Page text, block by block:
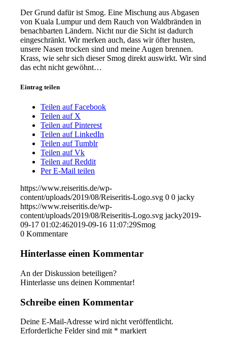
Der Grund dafür ist Smog. Eine Mischung aus Abgasen
von Kuala Lumpur und dem Rauch von Waldbränden in
benachbarten Ländern. Nicht nur die Sicht ist dadurch
eingeschränkt. Wir merken auch, dass wir öfter husten,
unsere Nasen trocken sind und meine Augen brennen.
Krass, wie sehr sich dieser Smog direkt auswirkt. Wir sind
das echt nicht gewöhnt…
Eintrag teilen
Teilen auf Facebook
Teilen auf X
Teilen auf Pinterest
Teilen auf LinkedIn
Teilen auf Tumblr
Teilen auf Vk
Teilen auf Reddit
Per E-Mail teilen
https://www.reiseritis.de/wp-
content/uploads/2019/08/Reiseritis-Logo.svg 0 0 jacky
https://www.reiseritis.de/wp-
content/uploads/2019/08/Reiseritis-Logo.svg jacky2019-
09-17 01:02:462019-09-16 11:07:29Smog
0 Kommentare
Hinterlasse einen Kommentar
An der Diskussion beteiligen?
Hinterlasse uns deinen Kommentar!
Schreibe einen Kommentar
Deine E-Mail-Adresse wird nicht veröffentlicht.
Erforderliche Felder sind mit * markiert